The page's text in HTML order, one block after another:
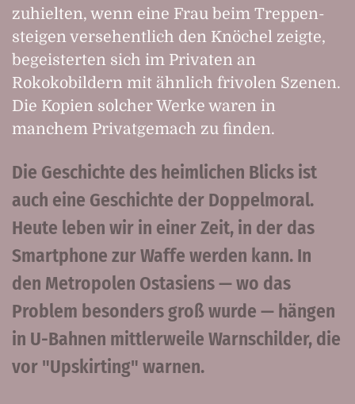
zuhielten, wenn eine Frau beim Treppen­
steigen versehentlich den Knöchel zeigte,
begeisterten sich im Privaten an
Rokokobildern mit ähnlich frivolen Szenen.
Die Kopien solcher Werke waren in
manchem Privatgemach zu finden.
Die Geschichte des heimlichen Blicks ist
auch eine Geschichte der Doppelmoral.
Heute leben wir in einer Zeit, in der das
Smartphone zur Waffe werden kann. In
den Metropolen Ostasiens — wo das
Problem besonders groß wurde — hängen
in U-Bahnen mittlerweile Warnschilder, die
vor "Upskirting" warnen.